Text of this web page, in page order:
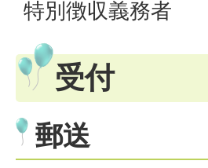
特別徴収義務者
受付
郵送